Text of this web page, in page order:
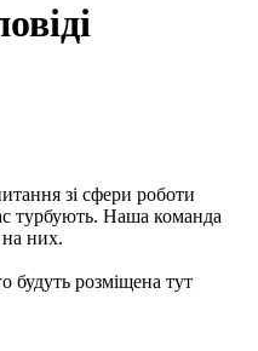
зі сфери роботи
турбують. Наша команда
на них.
будуть розміщена тут